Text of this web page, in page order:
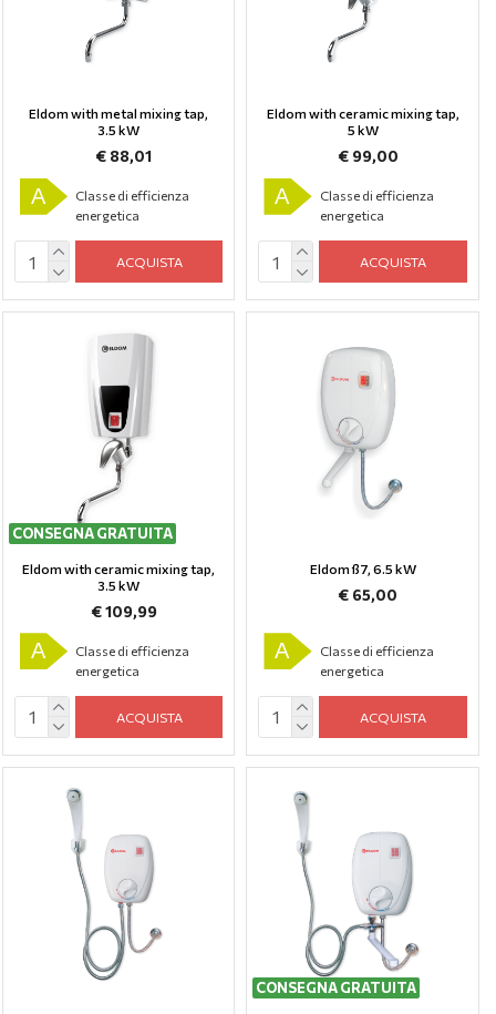
Eldom with metal mixing tap,
3.5 kW
€ 88,01
A
Classe di efficienza
energetica
ACQUISTA
Eldom with ceramic mixing tap,
5 kW
€ 99,00
A
Classe di efficienza
energetica
ACQUISTA
CONSEGNA GRATUITA
Eldom with ceramic mixing tap,
3.5 kW
€ 109,99
A
Classe di efficienza
energetica
ACQUISTA
Eldom ß7, 6.5 kW
€ 65,00
A
Classe di efficienza
energetica
ACQUISTA
CONSEGNA GRATUITA